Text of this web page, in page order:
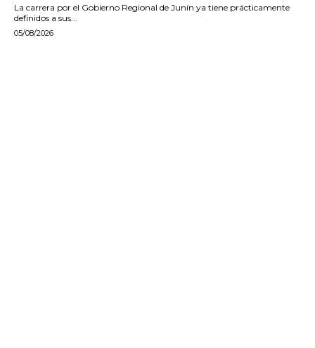
La carrera por el Gobierno Regional de Junín ya tiene prácticamente
definidos a sus...
05/08/2026